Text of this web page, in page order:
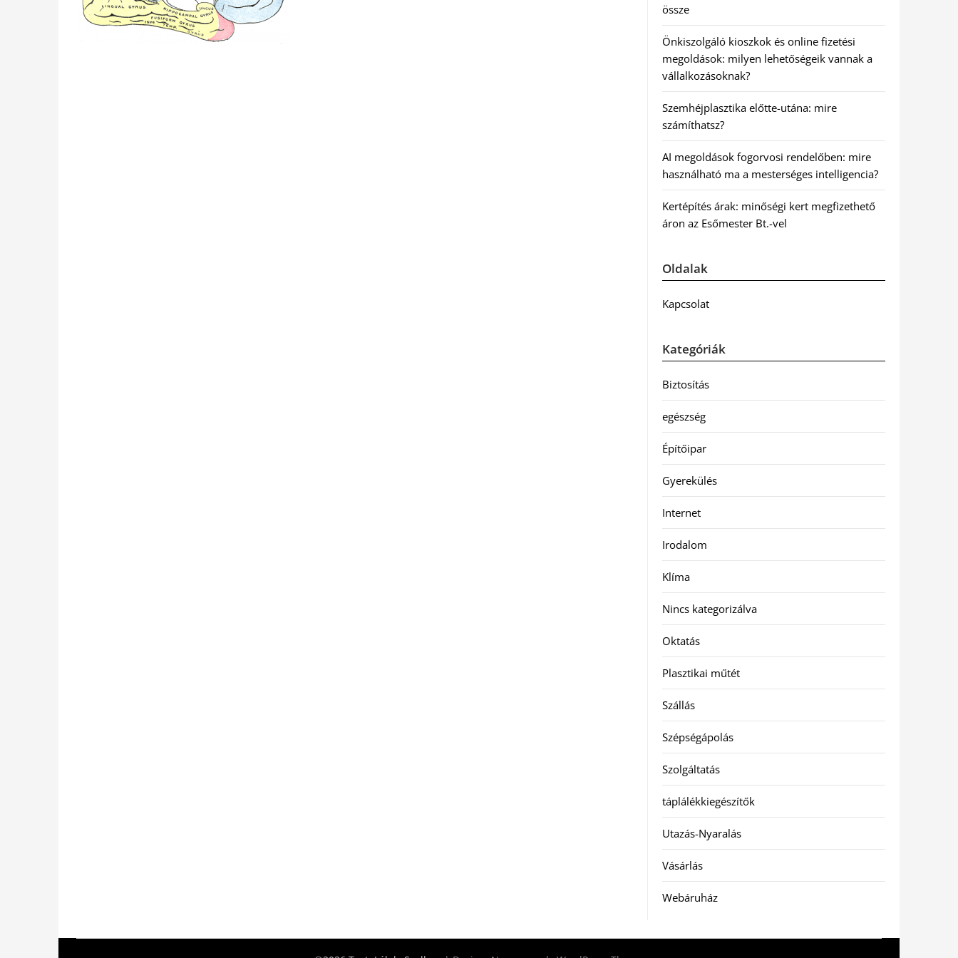
össze
Önkiszolgáló kioszkok és online fizetési
megoldások: milyen lehetőségeik vannak a
vállalkozásoknak?
Szemhéjplasztika előtte-utána: mire
számíthatsz?
AI megoldások fogorvosi rendelőben: mire
használható ma a mesterséges intelligencia?
Kertépítés árak: minőségi kert megfizethető
áron az Esőmester Bt.-vel
Oldalak
Kapcsolat
Kategóriák
Biztosítás
egészség
Építőipar
Gyerekülés
Internet
Irodalom
Klíma
Nincs kategorizálva
Oktatás
Plasztikai műtét
Szállás
Szépségápolás
Szolgáltatás
táplálékkiegészítők
Utazás-Nyaralás
Vásárlás
Webáruház